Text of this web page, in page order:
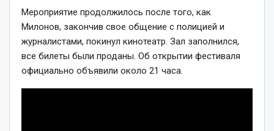
Мероприятие продолжилось после того, как
Милонов, закончив свое общение с полицией и
журналистами, покинул кинотеатр. Зал заполнился,
все билеты были проданы. Об открытии фестиваля
официально объявили около 21 часа.